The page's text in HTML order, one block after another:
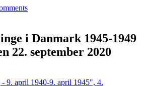
i Danmark 1945-1949
22. september 2020